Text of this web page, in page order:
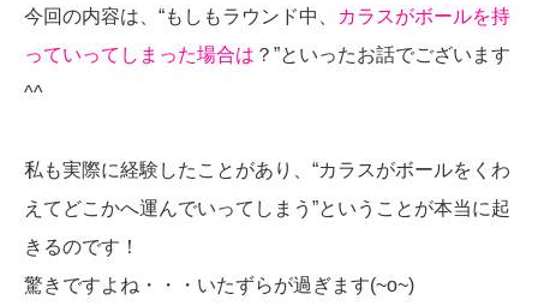
今回の内容は、“もしもラウンド中、
カラスがボールを持
っていってしまった場合は ？”といったお話でございます
^^
私も実際に経験したことがあり、“カラスがボールをくわ
えてどこかへ運んでいってしまう”ということが本当に起
きるのです！
驚きですよね・・・いたずらが過ぎます(~o~)